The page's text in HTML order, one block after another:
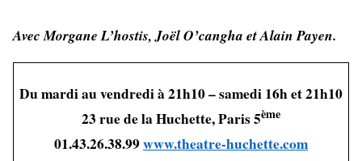
Avec Morgane L’hostis, Joël O’cangha et Alain Payen.
Du mardi au vendredi à 21h10 – samedi 16h et 21h10
23 rue de la Huchette, Paris 5ème
01.43.26.38.99www.theatre-huchette.com